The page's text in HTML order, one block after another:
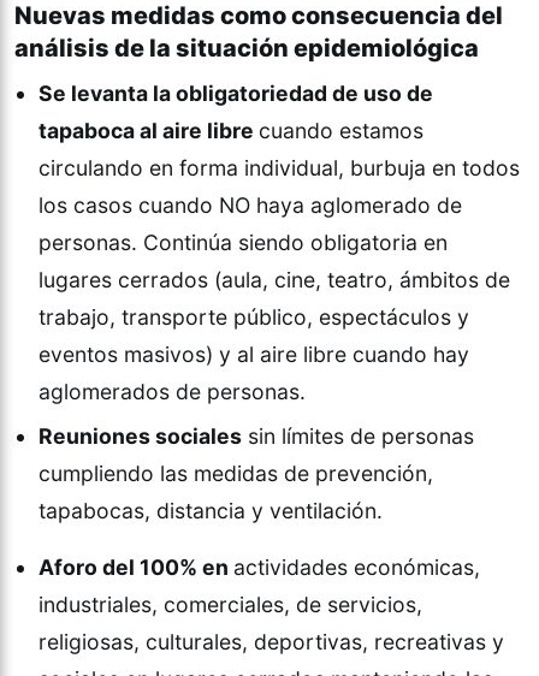
Nuevas medidas como consecuencia del
análisis de la situación epidemiológica
Se levanta la obligatoriedad de uso de
tapaboca al aire libre cuando estamos
circulando en forma individual, burbuja en todos
los casos cuando NO haya aglomerado de
personas. Continúa siendo obligatoria en
lugares cerrados (aula, cine, teatro, ámbitos de
trabajo, transporte público, espectáculos y
eventos masivos) y al aire libre cuando hay
aglomerados de personas.
Reuniones sociales sin límites de personas
cumpliendo las medidas de prevención,
tapabocas, distancia y ventilación.
Aforo del 100% en actividades económicas,
industriales, comerciales, de servicios,
religiosas, culturales, deportivas, recreativas y